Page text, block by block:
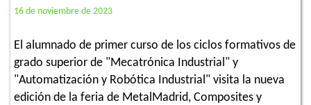
16 de noviembre de 2023
El alumnado de primer curso de los ciclos formativos de
grado superior de "Mecatrónica Industrial" y
"Automatización y Robótica Industrial" visita la nueva
edición de la feria de MetalMadrid, Composites y